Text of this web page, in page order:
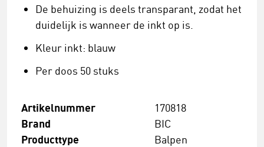
De behuizing is deels transparant, zodat het
duidelijk is wanneer de inkt op is.
Kleur inkt: blauw
Per doos 50 stuks
Artikelnummer 170818
Brand BIC
Producttype Balpen